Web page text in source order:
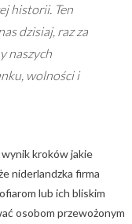
historii. Ten
dzisiaj, raz za
naszych
wolności i
kroków jakie
niderlandzka firma
lub ich bliskim
osobom przewożonym